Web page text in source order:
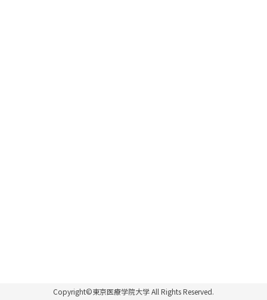
Copyright©東京医療学院大学 All Rights Reserved.